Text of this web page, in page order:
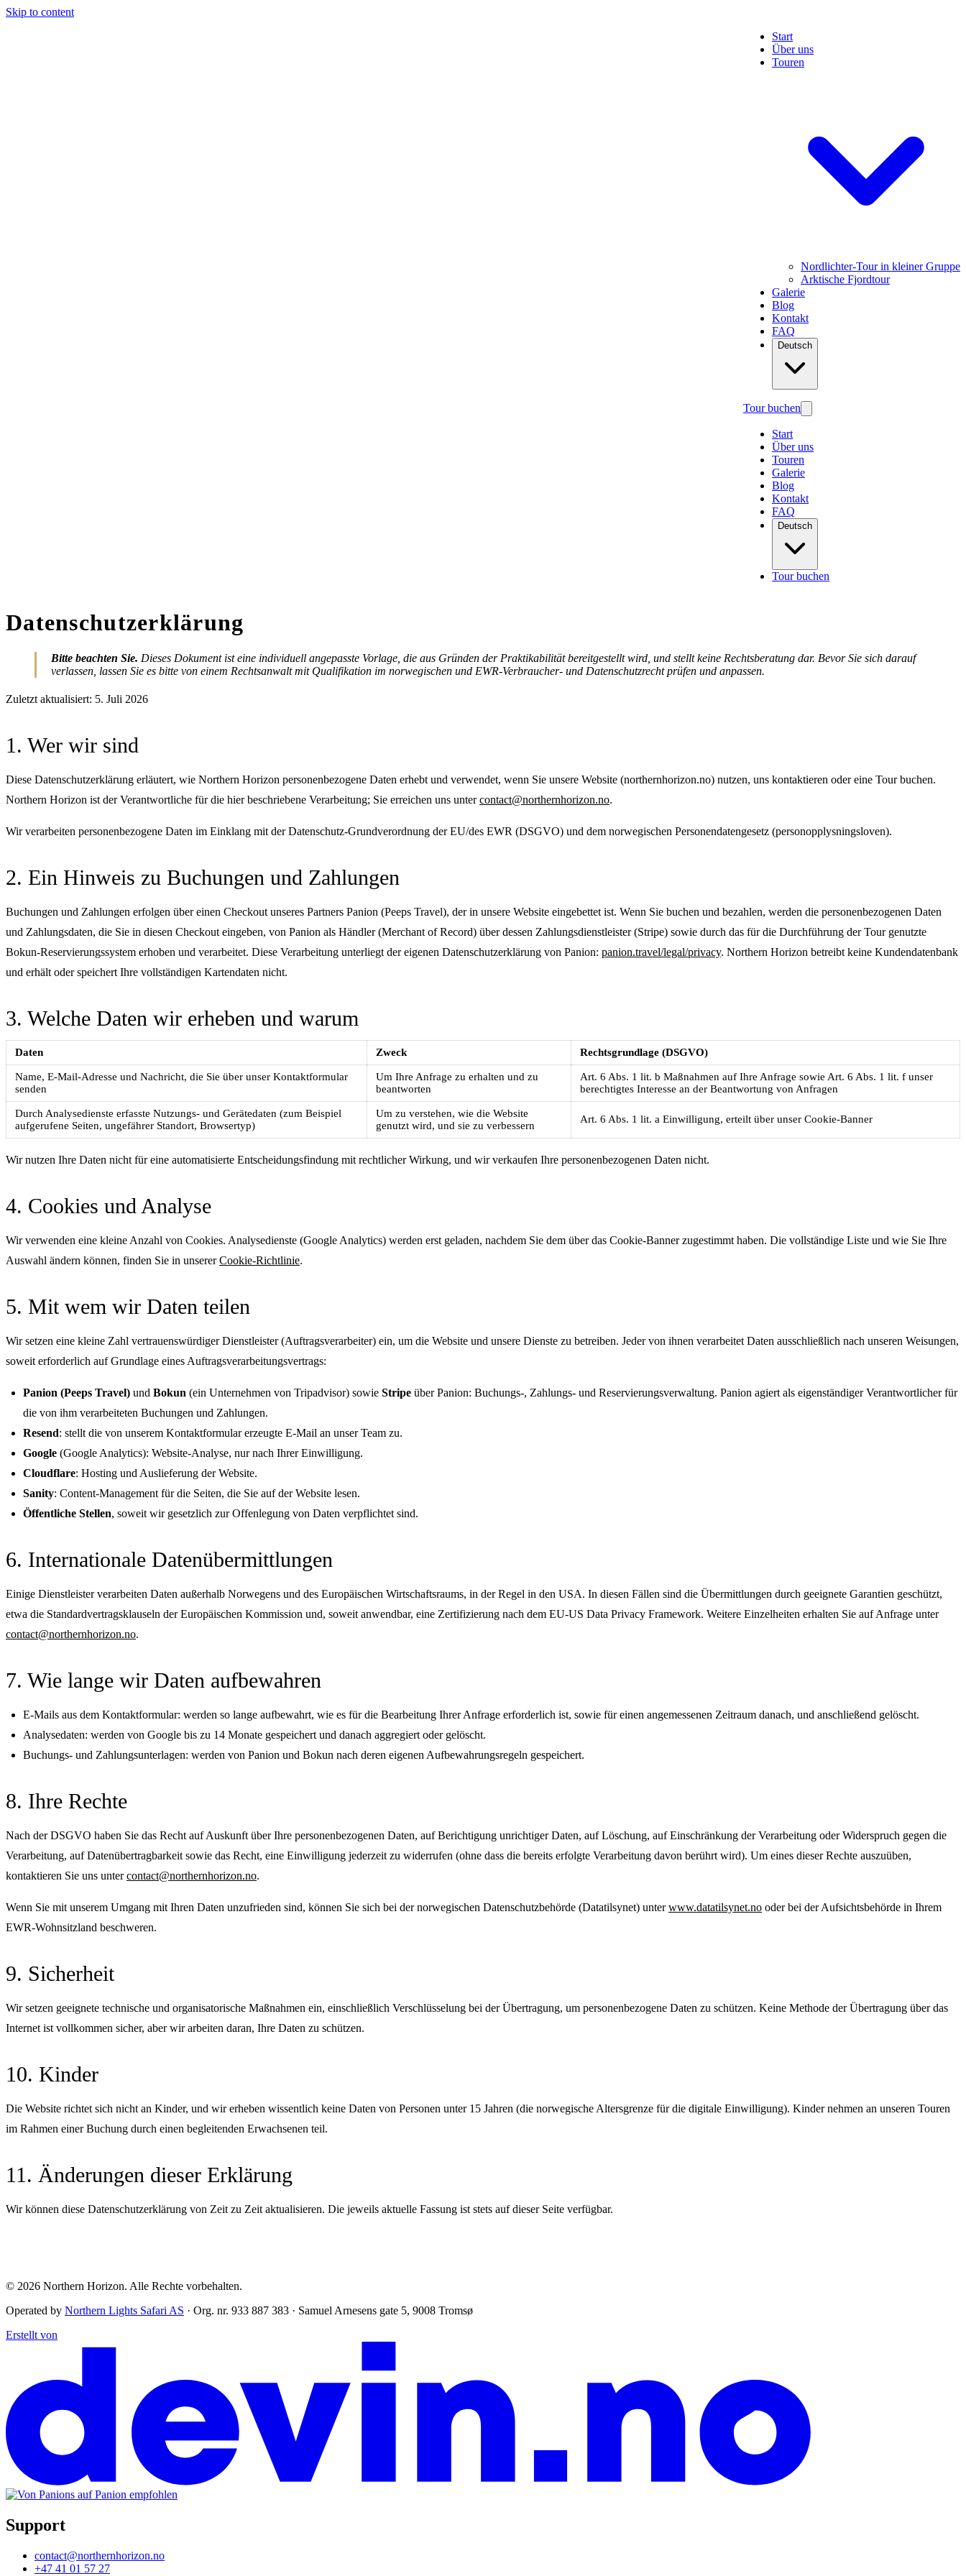
Skip to content
Start
Über uns
Touren
Nordlichter-Tour in kleiner Gruppe
Arktische Fjordtour
Galerie
Blog
Kontakt
FAQ
Deutsch
Tour buchen
Start
Über uns
Touren
Galerie
Blog
Kontakt
FAQ
Deutsch
Tour buchen
Datenschutzerklärung
Bitte beachten Sie. Dieses Dokument ist eine individuell angepasste Vorlage, die aus Gründen der Praktikabilität bereitgestellt wird, und stellt keine Rechtsberatung dar. Bevor Sie sich darauf
verlassen, lassen Sie es bitte von einem Rechtsanwalt mit Qualifikation im norwegischen und EWR-Verbraucher- und Datenschutzrecht prüfen und anpassen.
Zuletzt aktualisiert: 5. Juli 2026
1. Wer wir sind
Diese Datenschutzerklärung erläutert, wie Northern Horizon personenbezogene Daten erhebt und verwendet, wenn Sie unsere Website (northernhorizon.no) nutzen, uns kontaktieren oder eine Tour buchen.
Northern Horizon ist der Verantwortliche für die hier beschriebene Verarbeitung; Sie erreichen uns untercontact@northernhorizon.no.
Wir verarbeiten personenbezogene Daten im Einklang mit der Datenschutz-Grundverordnung der EU/des EWR (DSGVO) und dem norwegischen Personendatengesetz (personopplysningsloven).
2. Ein Hinweis zu Buchungen und Zahlungen
Buchungen und Zahlungen erfolgen über einen Checkout unseres Partners Panion (Peeps Travel), der in unsere Website eingebettet ist. Wenn Sie buchen und bezahlen, werden die personenbezogenen Daten
und Zahlungsdaten, die Sie in diesen Checkout eingeben, von Panion als Händler (Merchant of Record) über dessen Zahlungsdienstleister (Stripe) sowie durch das für die Durchführung der Tour genutzte
Bokun-Reservierungssystem erhoben und verarbeitet. Diese Verarbeitung unterliegt der eigenen Datenschutzerklärung von Panion: panion.travel/legal/privacy. Northern Horizon betreibt keine Kundendatenbank
und erhält oder speichert Ihre vollständigen Kartendaten nicht.
3. Welche Daten wir erheben und warum
Daten Zweck Rechtsgrundlage (DSGVO)
Name, E-Mail-Adresse und Nachricht, die Sie über unser Kontaktformular
senden
Um Ihre Anfrage zu erhalten und zu
beantworten
Art. 6 Abs. 1 lit. b Maßnahmen auf Ihre Anfrage sowie Art. 6 Abs. 1 lit. f unser
berechtigtes Interesse an der Beantwortung von Anfragen
Durch Analysedienste erfasste Nutzungs- und Gerätedaten (zum Beispiel
aufgerufene Seiten, ungefährer Standort, Browsertyp)
Um zu verstehen, wie die Website
genutzt wird, und sie zu verbessern
Art. 6 Abs. 1 lit. a Einwilligung, erteilt über unser Cookie-Banner
Wir nutzen Ihre Daten nicht für eine automatisierte Entscheidungsfindung mit rechtlicher Wirkung, und wir verkaufen Ihre personenbezogenen Daten nicht.
4. Cookies und Analyse
Wir verwenden eine kleine Anzahl von Cookies. Analysedienste (Google Analytics) werden erst geladen, nachdem Sie dem über das Cookie-Banner zugestimmt haben. Die vollständige Liste und wie Sie Ihre
Auswahl ändern können, finden Sie in unsererCookie-Richtlinie.
5. Mit wem wir Daten teilen
Wir setzen eine kleine Zahl vertrauenswürdiger Dienstleister (Auftragsverarbeiter) ein, um die Website und unsere Dienste zu betreiben. Jeder von ihnen verarbeitet Daten ausschließlich nach unseren Weisungen,
soweit erforderlich auf Grundlage eines Auftragsverarbeitungsvertrags:
Panion (Peeps Travel) und Bokun (ein Unternehmen von Tripadvisor) sowie Stripe über Panion: Buchungs-, Zahlungs- und Reservierungsverwaltung. Panion agiert als eigenständiger Verantwortlicher für
die von ihm verarbeiteten Buchungen und Zahlungen.
Resend: stellt die von unserem Kontaktformular erzeugte E-Mail an unser Team zu.
Google (Google Analytics): Website-Analyse, nur nach Ihrer Einwilligung.
Cloudflare: Hosting und Auslieferung der Website.
Sanity: Content-Management für die Seiten, die Sie auf der Website lesen.
Öffentliche Stellen, soweit wir gesetzlich zur Offenlegung von Daten verpflichtet sind.
6. Internationale Datenübermittlungen
Einige Dienstleister verarbeiten Daten außerhalb Norwegens und des Europäischen Wirtschaftsraums, in der Regel in den USA. In diesen Fällen sind die Übermittlungen durch geeignete Garantien geschützt,
etwa die Standardvertragsklauseln der Europäischen Kommission und, soweit anwendbar, eine Zertifizierung nach dem EU-US Data Privacy Framework. Weitere Einzelheiten erhalten Sie auf Anfrage unter
contact@northernhorizon.no.
7. Wie lange wir Daten aufbewahren
E-Mails aus dem Kontaktformular: werden so lange aufbewahrt, wie es für die Bearbeitung Ihrer Anfrage erforderlich ist, sowie für einen angemessenen Zeitraum danach, und anschließend gelöscht.
Analysedaten: werden von Google bis zu 14 Monate gespeichert und danach aggregiert oder gelöscht.
Buchungs- und Zahlungsunterlagen: werden von Panion und Bokun nach deren eigenen Aufbewahrungsregeln gespeichert.
8. Ihre Rechte
Nach der DSGVO haben Sie das Recht auf Auskunft über Ihre personenbezogenen Daten, auf Berichtigung unrichtiger Daten, auf Löschung, auf Einschränkung der Verarbeitung oder Widerspruch gegen die
Verarbeitung, auf Datenübertragbarkeit sowie das Recht, eine Einwilligung jederzeit zu widerrufen (ohne dass die bereits erfolgte Verarbeitung davon berührt wird). Um eines dieser Rechte auszuüben,
kontaktieren Sie uns untercontact@northernhorizon.no.
Wenn Sie mit unserem Umgang mit Ihren Daten unzufrieden sind, können Sie sich bei der norwegischen Datenschutzbehörde (Datatilsynet) unterwww.datatilsynet.no oder bei der Aufsichtsbehörde in Ihrem
EWR-Wohnsitzland beschweren.
9. Sicherheit
Wir setzen geeignete technische und organisatorische Maßnahmen ein, einschließlich Verschlüsselung bei der Übertragung, um personenbezogene Daten zu schützen. Keine Methode der Übertragung über das
Internet ist vollkommen sicher, aber wir arbeiten daran, Ihre Daten zu schützen.
10. Kinder
Die Website richtet sich nicht an Kinder, und wir erheben wissentlich keine Daten von Personen unter 15 Jahren (die norwegische Altersgrenze für die digitale Einwilligung). Kinder nehmen an unseren Touren
im Rahmen einer Buchung durch einen begleitenden Erwachsenen teil.
11. Änderungen dieser Erklärung
Wir können diese Datenschutzerklärung von Zeit zu Zeit aktualisieren. Die jeweils aktuelle Fassung ist stets auf dieser Seite verfügbar.
© 2026 Northern Horizon. Alle Rechte vorbehalten.
Operated by Northern Lights Safari AS · Org. nr. 933 887 383 · Samuel Arnesens gate 5, 9008 Tromsø
Erstellt von
Support
contact@northernhorizon.no
+47 41 01 57 27